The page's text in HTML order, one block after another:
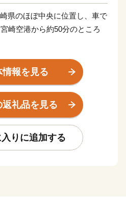
県のほぼ中央に位置し、車で
崎空港から約50分のところ
内に数多く残るとともに、日
まる国の特別史跡「西都原
、天正遣欧少年使節の正使と
伊東マンショが誕生した国の
菜の花が、秋はコスモス約
情報を見る
礼品を見る
りに追加する